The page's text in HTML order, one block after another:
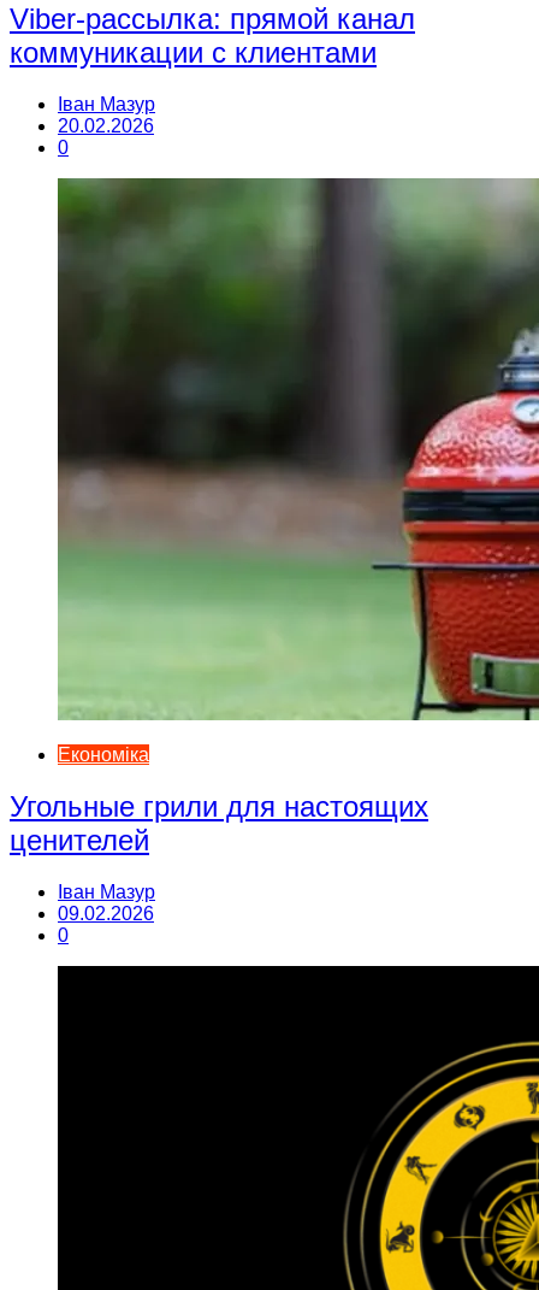
Viber-рассылка: прямой канал
коммуникации с клиентами
Іван Мазур
20.02.2026
0
Економіка
Угольные грили для настоящих
ценителей
Іван Мазур
09.02.2026
0